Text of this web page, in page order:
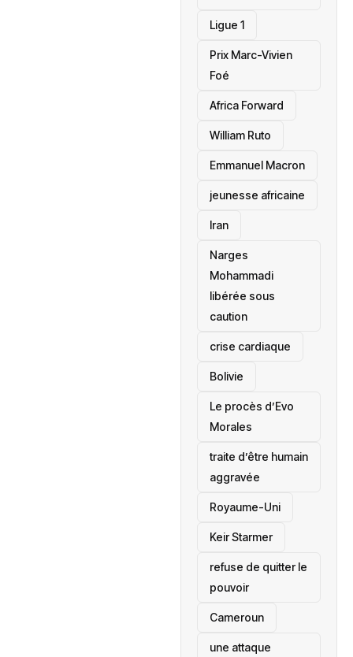
Ligue 1
Prix Marc-Vivien
Foé
‎Africa Forward
William Ruto
Emmanuel Macron
jeunesse africaine
‎Iran
Narges
Mohammadi
libérée sous
caution
crise cardiaque
‎Bolivie
Le procès d’Evo
Morales
traite d’être humain
aggravée
‎Royaume-Uni
Keir Starmer
refuse de quitter le
pouvoir
‎Cameroun
une attaque